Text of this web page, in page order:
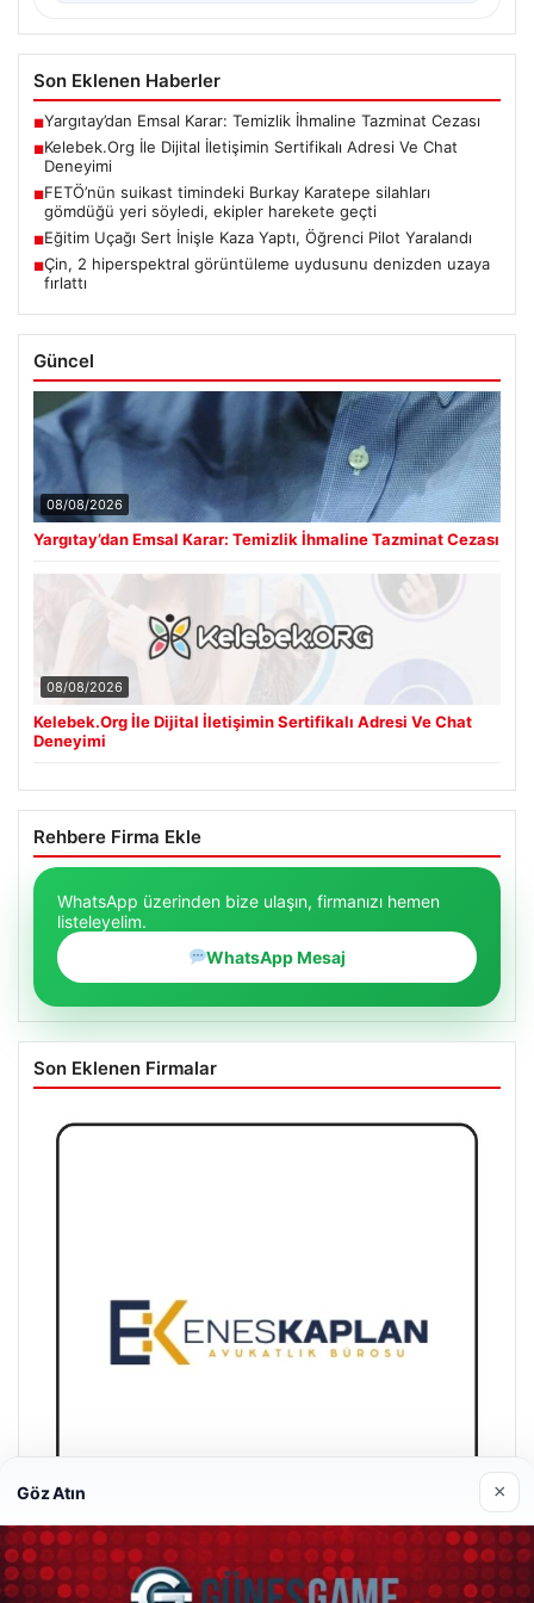
Son Eklenen Haberler
■Yargıtay’dan Emsal Karar: Temizlik İhmaline Tazminat Cezası
■Kelebek.Org İle Dijital İletişimin Sertifikalı Adresi Ve Chat
Deneyimi
■FETÖ’nün suikast timindeki Burkay Karatepe silahları
gömdüğü yeri söyledi, ekipler harekete geçti
■Eğitim Uçağı Sert İnişle Kaza Yaptı, Öğrenci Pilot Yaralandı
■Çin, 2 hiperspektral görüntüleme uydusunu denizden uzaya
fırlattı
Güncel
08/08/2026
Yargıtay’dan Emsal Karar: Temizlik İhmaline Tazminat Cezası
08/08/2026
Kelebek.Org İle Dijital İletişimin Sertifikalı Adresi Ve Chat
Deneyimi
Rehbere Firma Ekle
WhatsApp üzerinden bize ulaşın, firmanızı hemen
listeleyelim.
WhatsApp Mesaj
Son Eklenen Firmalar
Enes Kaplan Avukatlık Bürosu
Göz Atın ×